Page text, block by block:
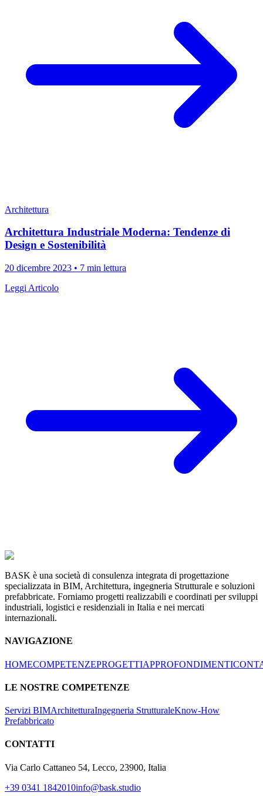
Architettura
Architettura Industriale Moderna: Tendenze di
Design e Sostenibilità
20 dicembre 2023 • 7 min lettura
Leggi Articolo
BASK è una società di consulenza integrata di progettazione
specializzata in BIM, Architettura, ingegneria Strutturale e soluzioni
prefabbricate. Forniamo progetti realizzabili e coordinati per sviluppi
industriali, logistici e residenziali in Italia e nei mercati
internazionali.
NAVIGAZIONE
HOMECOMPETENZEPROGETTIAPPROFONDIMENTI
LE NOSTRE COMPETENZE
Servizi BIMArchitetturaIngegneria StrutturaleKnow-How
Prefabbricato
CONTATTI
Via Carlo Cattaneo 54, Lecco, 23900, Italia
+39 0341 1842010info@bask.studio